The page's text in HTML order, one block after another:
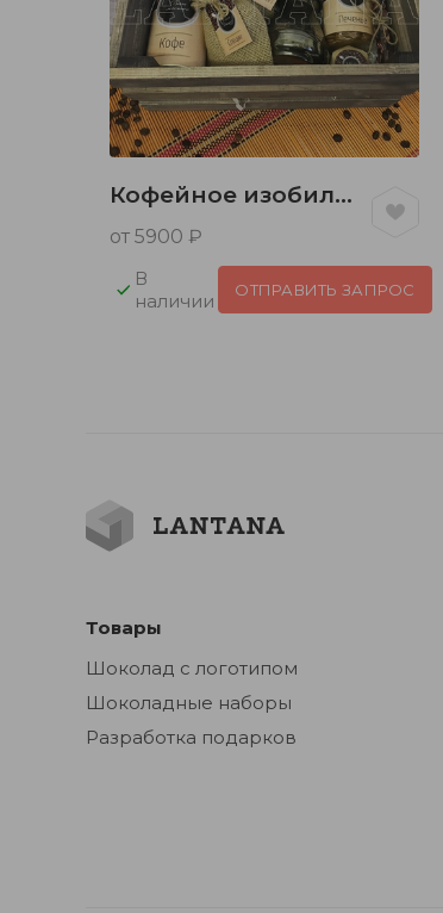
Кофейное изобилие
от 5900 ₽
В
наличии
ОТПРАВИТЬ ЗАПРОС
Товары
Шоколад с логотипом
Шоколадные наборы
Разработка подарков